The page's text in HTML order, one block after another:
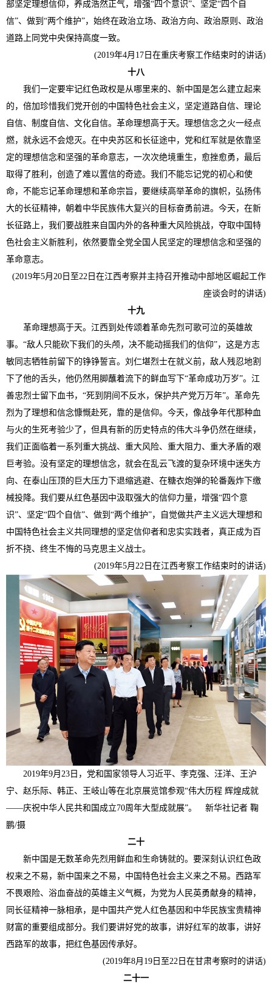
部坚定理想信仰，养成浩然正气，增强“四个意识”、坚定“四个自
信”、做到“两个维护”，始终在政治立场、政治方向、政治原则、政治
道路上同党中央保持高度一致。
(2019年4月17日在重庆考察工作结束时的讲话)
十八
我们一定要牢记红色政权是从哪里来的、新中国是怎么建立起来
的，倍加珍惜我们党开创的中国特色社会主义，坚定道路自信、理论
自信、制度自信、文化自信。革命理想高于天。理想信念之火一经点
燃，就永远不会熄灭。在中央苏区和长征途中，党和红军就是依靠坚
定的理想信念和坚强的革命意志，一次次绝境重生，愈挫愈勇，最后
取得了胜利，创造了难以置信的奇迹。我们不能忘记党的初心和使
命，不能忘记革命理想和革命宗旨，要继续高举革命的旗帜，弘扬伟
大的长征精神，朝着中华民族伟大复兴的目标奋勇前进。今天，在新
长征路上，我们要战胜来自国内外的各种重大风险挑战，夺取中国特
色社会主义新胜利，依然要靠全党全国人民坚定的理想信念和坚强的
革命意志。
(2019年5月20日至22日在江西考察并主持召开推动中部地区崛起工作
座谈会时的讲话)
十九
革命理想高于天。江西到处传颂着革命先烈可歌可泣的英雄故
事。“敌人只能砍下我们的头颅，决不能动摇我们的信仰”，这是方志
敏同志牺牲前留下的铮铮誓言。刘仁堪烈士在就义前，敌人残忍地割
下了他的舌头，他仍然用脚蘸着流下的鲜血写下“革命成功万岁”。江
善忠烈士留下血书，“死到阴间不反水，保护共产党万万年”。革命先
烈为了理想和信念慷慨赴死，靠的是信仰。今天，像战争年代那种血
与火的生死考验少了，但具有新的历史特点的伟大斗争仍然在继续，
我们正面临着一系列重大挑战、重大风险、重大阻力、重大矛盾的艰
巨考验。没有坚定的理想信念，就会在乱云飞渡的复杂环境中迷失方
向、在泰山压顶的巨大压力下退缩逃避、在糖衣炮弹的轮番轰炸下缴
械投降。我们要从红色基因中汲取强大的信仰力量，增强“四个意
识”、坚定“四个自信”、做到“两个维护”，自觉做共产主义远大理想和
中国特色社会主义共同理想的坚定信仰者和忠实实践者，真正成为百
折不挠、终生不悔的马克思主义战士。
(2019年5月22日在江西考察工作结束时的讲话)
2019年9月23日，党和国家领导人习近平、李克强、汪洋、王沪
宁、赵乐际、韩正、王岐山等在北京展览馆参观“伟大历程 辉煌成就
——庆祝中华人民共和国成立70周年大型成就展”。 新华社记者 鞠
鹏/摄
二十
新中国是无数革命先烈用鲜血和生命铸就的。要深刻认识红色政
权来之不易，新中国来之不易，中国特色社会主义来之不易。西路军
不畏艰险、浴血奋战的英雄主义气概，为党为人民英勇献身的精神，
同长征精神一脉相承，是中国共产党人红色基因和中华民族宝贵精神
财富的重要组成部分。我们要讲好党的故事，讲好红军的故事，讲好
西路军的故事，把红色基因传承好。
(2019年8月19日至22日在甘肃考察时的讲话)
二十一